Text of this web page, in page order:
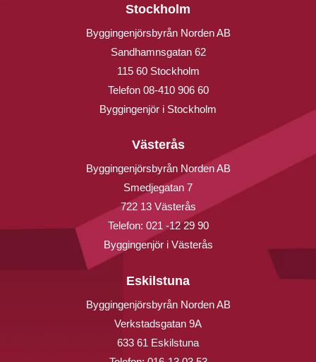
Stockholm
Byggingenjörsbyrån Norden AB
Sandhamnsgatan 62
115 60 Stockholm
Telefon 08-410 906 60
Byggingenjör i Stockholm
Västerås
Byggingenjörsbyrån Norden AB
Smedjegatan 7
722 13 Västerås
Telefon: 021 -12 29 90
Byggingenjör i Västerås
Eskilstuna
Byggingenjörsbyrån Norden AB
Verkstadsgatan 9A
633 61 Eskilstuna